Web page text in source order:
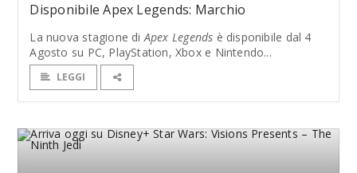
Disponibile Apex Legends: Marchio
La nuova stagione diApex Legends è disponibile dal 4
Agosto su PC, PlayStation, Xbox e Nintendo...
LEGGI